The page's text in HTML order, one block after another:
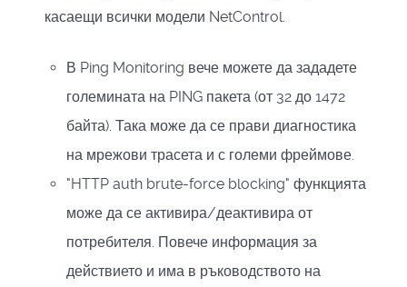
касаещи всички модели NetControl.
В Ping Monitoring вече можете да зададете
големината на PING пакета (от 32 до 1472
байта). Така може да се прави диагностика
на мрежови трасета и с големи фреймове.
"HTTP auth brute-force blocking" функцията
може да се активира/деактивира от
потребителя. Повече информация за
действието и има в ръководството на